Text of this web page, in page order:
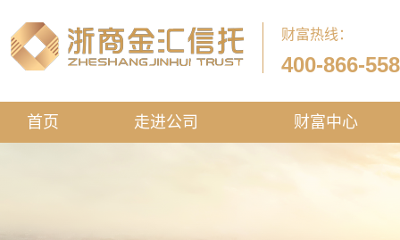
财富热线：
400-866-
首页 走进公司 财富中心